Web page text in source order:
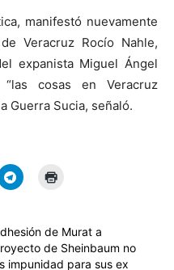
manifestó nuevamente
Veracruz Rocío Nahle,
expanista Miguel Ángel
cosas en Veracruz
Guerra Sucia, señaló.
de Murat a
de Sheinbaum no
impunidad para sus ex